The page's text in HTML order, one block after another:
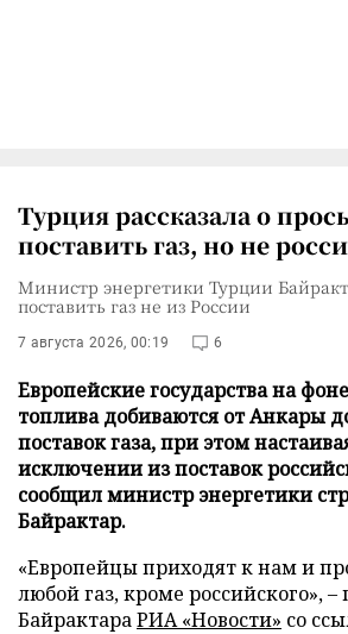
Турция рассказала о
поставить газ, но не
Министр энергетики Турции
поставить газ не из России
7 августа 2026, 00:19 6
Европейские государства на
топлива добиваются от Анкары
поставок газа, при этом
исключении из поставок
сообщил министр энергетики
Байрактар.
«Европейцы приходят к нам и
любой газ, кроме российского»,
БайрактараРИА «Новости» со